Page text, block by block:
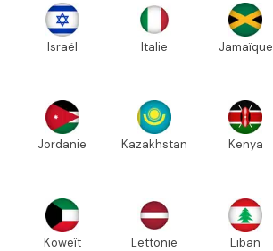
Israël Italie Jamaïque
Jordanie Kazakhstan Kenya
Koweït Lettonie Liban